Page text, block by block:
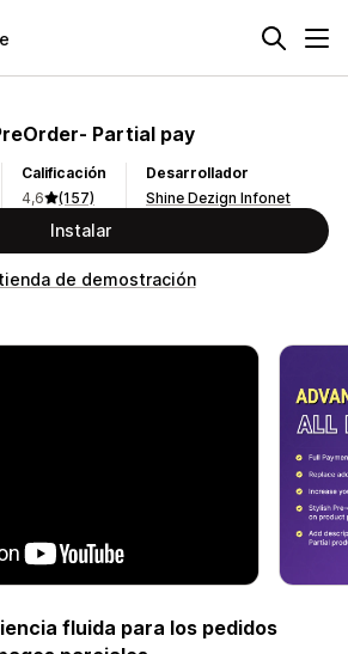
Partial pay
Calificación
4,6
(157)
Desarrollador
Shine Dezign Infonet
Instalar
de demostración
fluida para los pedidos